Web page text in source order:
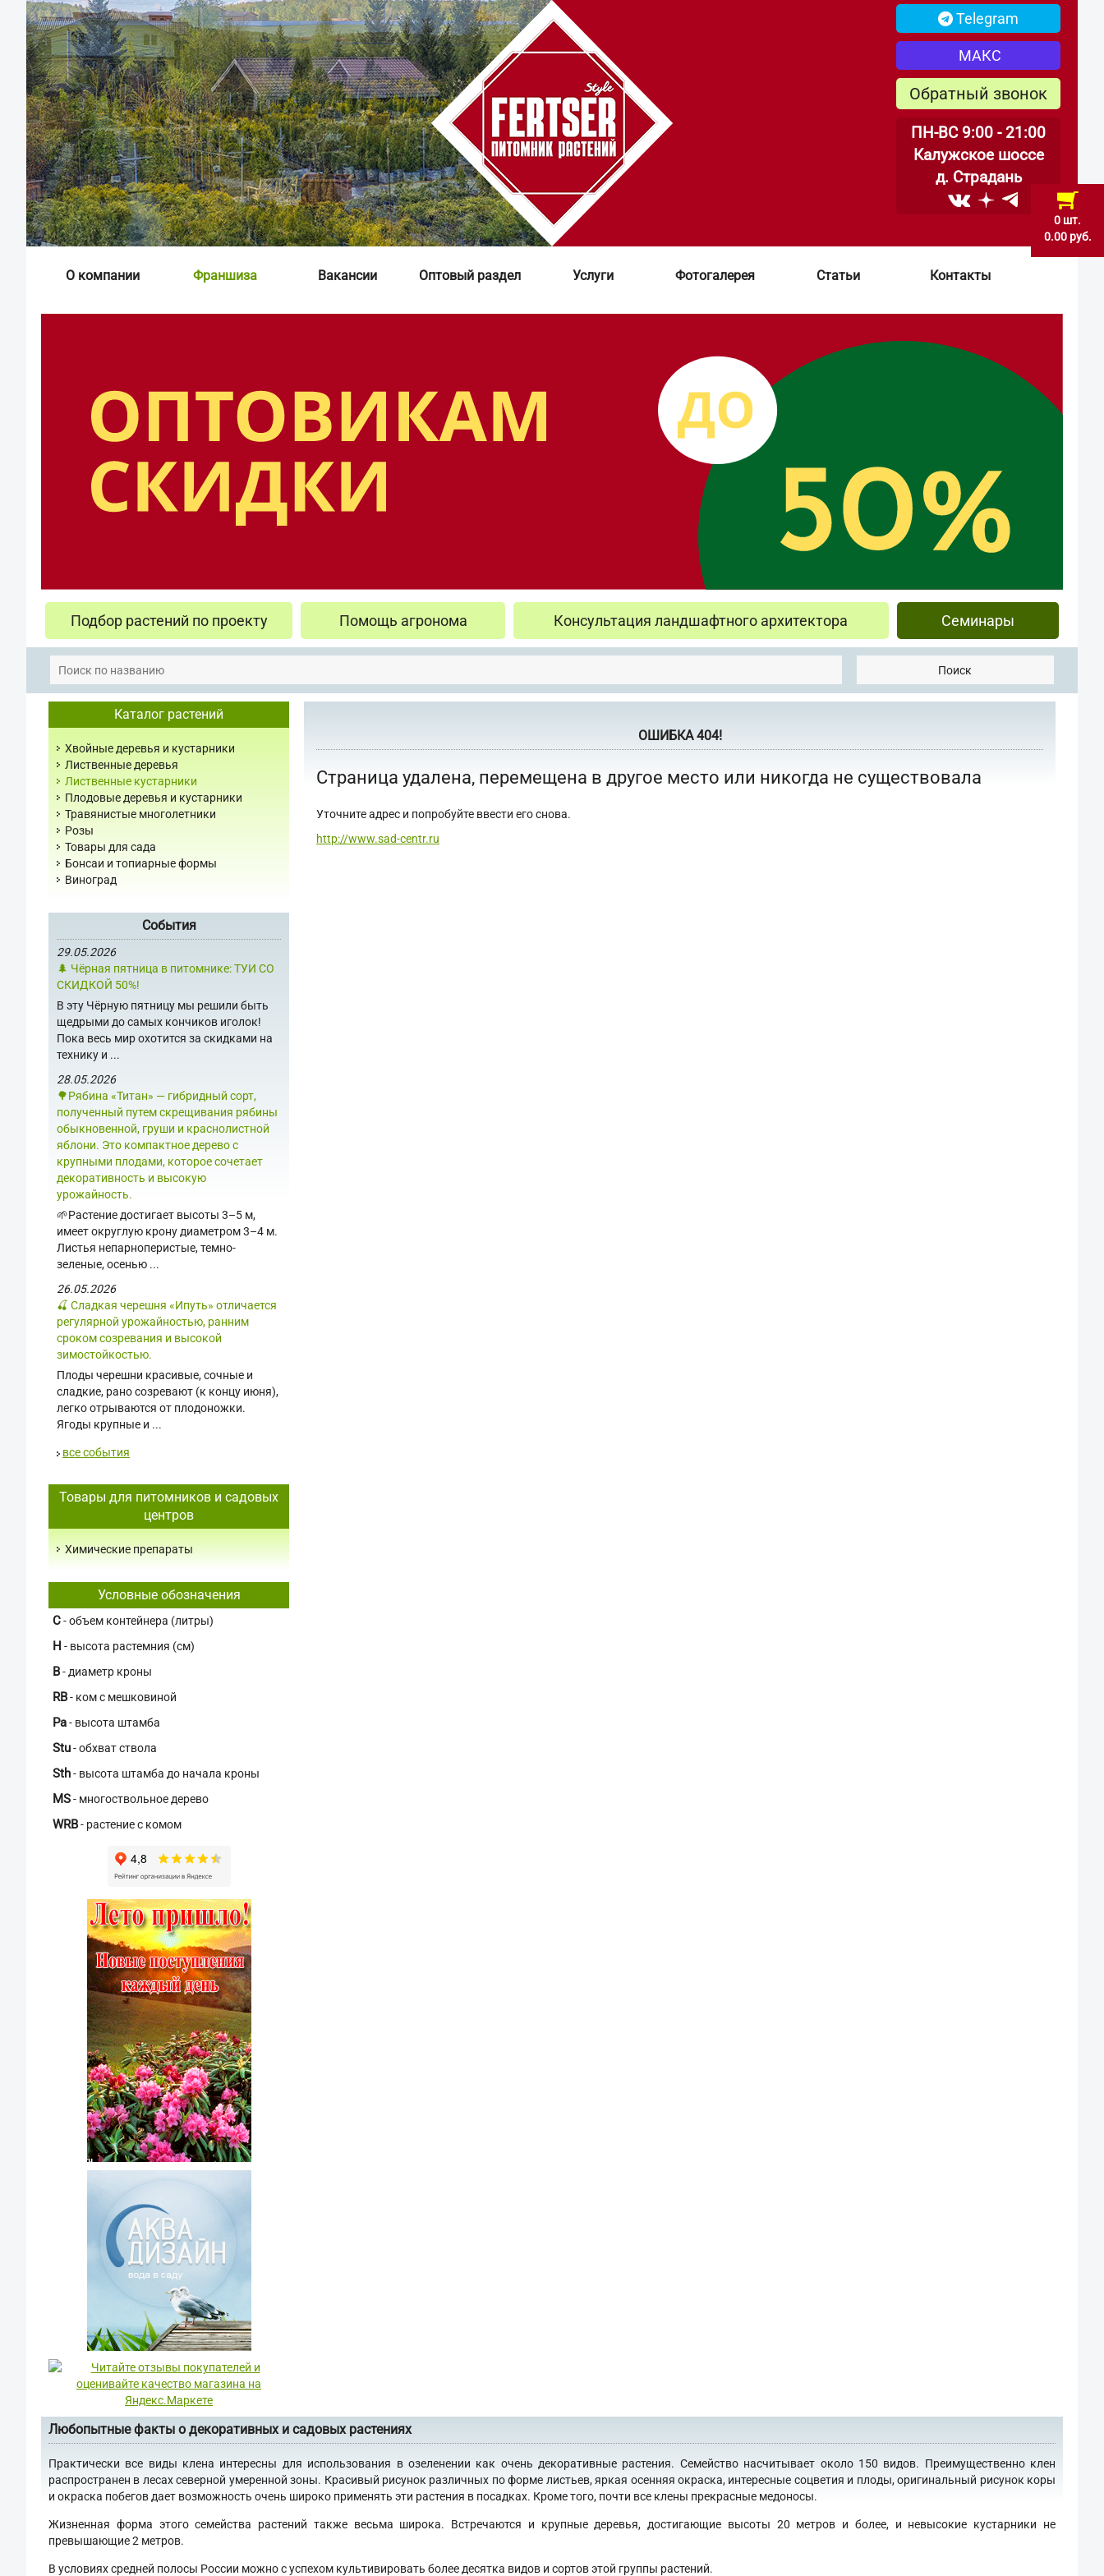
0 шт.
0.00 руб.
Telegram
МАКС
Обратный звонок
ПН-ВС 9:00 - 21:00
Калужское шоссе
д. Страдань
О компании Франшиза Вакансии Оптовый раздел Услуги Фотогалерея Статьи Контакты
Подбор растений по проекту Помощь агронома Консультация ландшафтного архитектора Семинары
Поиск
Каталог растений
Хвойные деревья и кустарники
Лиственные деревья
Лиственные кустарники
Плодовые деревья и кустарники
Травянистые многолетники
Розы
Товары для сада
Бонсаи и топиарные формы
Виноград
События
29.05.2026
🌲 Чёрная пятница в питомнике: ТУИ СО
СКИДКОЙ 50%!
В эту Чёрную пятницу мы решили быть
щедрыми до самых кончиков иголок!
Пока весь мир охотится за скидками на
технику и ...
28.05.2026
🌳Рябина «Титан» — гибридный сорт,
полученный путем скрещивания рябины
обыкновенной, груши и краснолистной
яблони. Это компактное дерево с
крупными плодами, которое сочетает
декоративность и высокую
урожайность.
🌱Растение достигает высоты 3–5 м,
имеет округлую крону диаметром 3–4 м.
Листья непарноперистые, темно-
зеленые, осенью ...
26.05.2026
🍒 Сладкая черешня «Ипуть» отличается
регулярной урожайностью, ранним
сроком созревания и высокой
зимостойкостью.
Плоды черешни красивые, сочные и
сладкие, рано созревают (к концу июня),
легко отрываются от плодоножки.
Ягоды крупные и ...
все события
Товары для питомников и садовых
центров
Химические препараты
Условные обозначения
C- объем контейнера (литры)
H - высота растемния (см)
В- диаметр кроны
RB- ком с мешковиной
Pa- высота штамба
Stu- обхват ствола
Sth- высота штамба до начала кроны
MS- многоствольное дерево
WRB- растение с комом
ОШИБКА 404!
Страница удалена, перемещена в другое место или никогда не существовала
Уточните адрес и попробуйте ввести его снова.
http://www.sad-centr.ru
Любопытные факты о декоративных и садовых растениях
Практически все виды клена интересны для использования в озеленении как очень декоративные растения. Семейство насчитывает около 150 видов. Преимущественно клен
распространен в лесах северной умеренной зоны. Красивый рисунок различных по форме листьев, яркая осенняя окраска, интересные соцветия и плоды, оригинальный рисунок коры
и окраска побегов дает возможность очень широко применять эти растения в посадках. Кроме того, почти все клены прекрасные медоносы.
Жизненная форма этого семейства растений также весьма широка. Встречаются и крупные деревья, достигающие высоты 20 метров и более, и невысокие кустарники не
превышающие 2 метров.
В условиях средней полосы России можно с успехом культивировать более десятка видов и сортов этой группы растений.